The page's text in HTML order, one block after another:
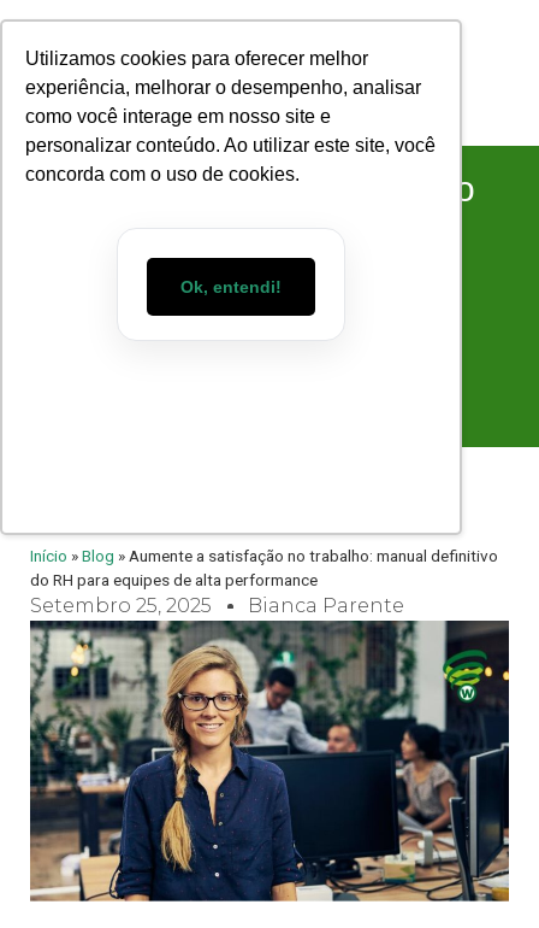
Utilizamos cookies para oferecer melhor
experiência, melhorar o desempenho, analisar
como você interage em nosso site e
personalizar conteúdo. Ao utilizar este site, você
concorda com o uso de cookies.
Ok, entendi!
Aumente A Satisfação No
Trabalho: Manual
Definitivo Do RH Para
Equipes De Alta
Início »Blog » Aumente a satisfação no trabalho: manual definitivo
do RH para equipes de alta performance
Setembro 25, 2025 Bianca Parente